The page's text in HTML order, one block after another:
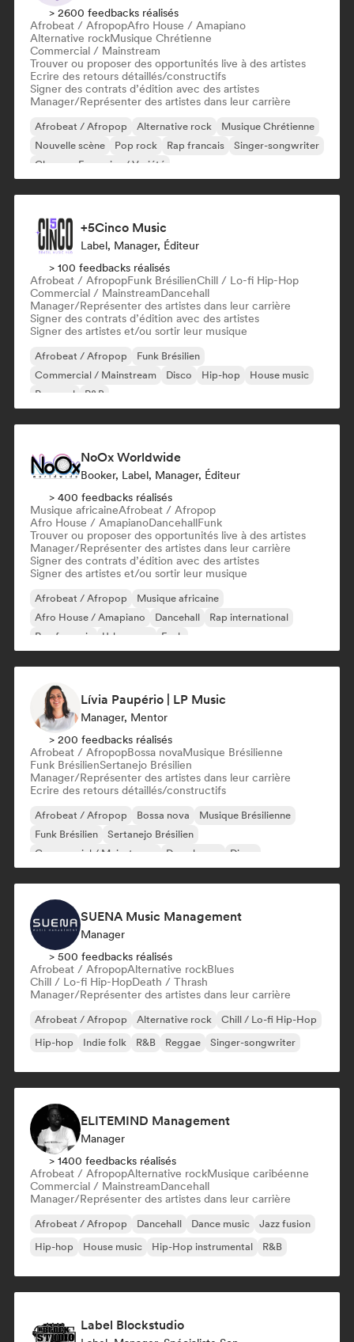
> 2600 feedbacks réalisés
Afrobeat / AfropopAfro House / Amapiano
Alternative rockMusique Chrétienne
Commercial / Mainstream
Trouver ou proposer des opportunités live à des artistes
Ecrire des retours détaillés/constructifs
Signer des contrats d’édition avec des artistes
Manager/Représenter des artistes dans leur carrière
Afrobeat / Afropop Alternative rock
Musique Chrétienne
Nouvelle scène
Pop rock Rap francais
Singer-songwriter
Chanson Française / Variété
+5Cinco Music
Label, Manager, Éditeur
> 100 feedbacks réalisés
Afrobeat / AfropopFunk BrésilienChill / Lo-fi Hip-Hop
Commercial / MainstreamDancehall
Manager/Représenter des artistes dans leur carrière
Signer des contrats d’édition avec des artistes
Signer des artistes et/ou sortir leur musique
Afrobeat / Afropop
Funk Brésilien
Commercial / Mainstream
Disco Hip-hop
House music
Pop soul
R&B
NoOx Worldwide
Booker, Label, Manager, Éditeur
> 400 feedbacks réalisés
Musique africaineAfrobeat / Afropop
Afro House / AmapianoDancehallFunk
Trouver ou proposer des opportunités live à des artistes
Manager/Représenter des artistes dans leur carrière
Signer des contrats d’édition avec des artistes
Signer des artistes et/ou sortir leur musique
Afrobeat / Afropop
Musique africaine
Afro House / Amapiano
Dancehall
Rap international
Rap francais
Urban pop Funk
Lívia Paupério | LP Music
Manager, Mentor
> 200 feedbacks réalisés
Afrobeat / AfropopBossa novaMusique Brésilienne
Funk BrésilienSertanejo Brésilien
Manager/Représenter des artistes dans leur carrière
Ecrire des retours détaillés/constructifs
Afrobeat / Afropop Bossa nova
Musique Brésilienne
Funk Brésilien
Sertanejo Brésilien
Commercial / Mainstream
Deep house Disco
SUENA Music Management
Manager
> 500 feedbacks réalisés
Afrobeat / AfropopAlternative rockBlues
Chill / Lo-fi Hip-HopDeath / Thrash
Manager/Représenter des artistes dans leur carrière
Afrobeat / Afropop Alternative rock
Chill / Lo-fi Hip-Hop
Hip-hop
Indie folk R&B Reggae Singer-songwriter
ELITEMIND Management
Manager
> 1400 feedbacks réalisés
Afrobeat / AfropopAlternative rockMusique caribéenne
Commercial / MainstreamDancehall
Manager/Représenter des artistes dans leur carrière
Afrobeat / Afropop Dancehall Dance music
Jazz fusion
Hip-hop
House music Hip-Hop instrumental R&B
Label Blockstudio